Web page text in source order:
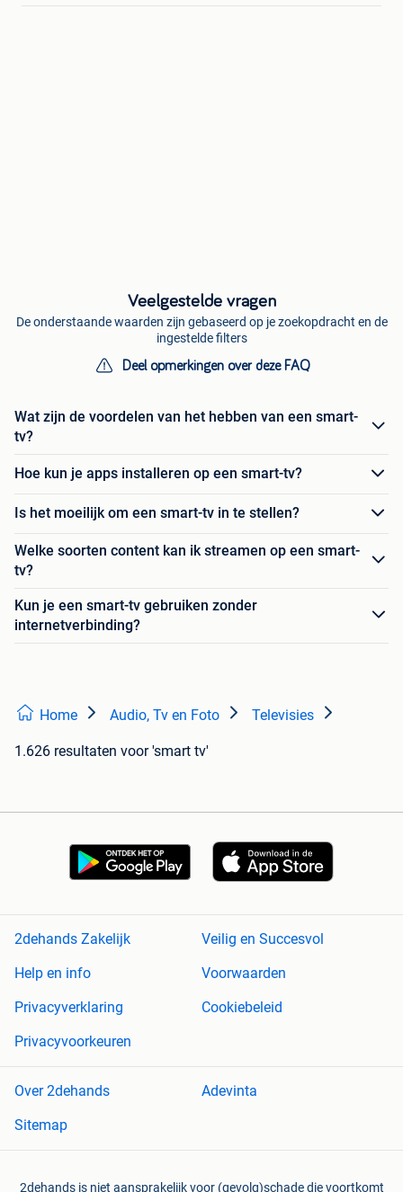
Veelgestelde vragen
De onderstaande waarden zijn gebaseerd op je zoekopdracht en de
ingestelde filters
Deel opmerkingen over deze FAQ
Wat zijn de voordelen van het hebben van een smart-
tv?
Hoe kun je apps installeren op een smart-tv?
Is het moeilijk om een smart-tv in te stellen?
Welke soorten content kan ik streamen op een smart-
tv?
Kun je een smart-tv gebruiken zonder
internetverbinding?
Home Audio, Tv en Foto Televisies
1.626 resultaten voor 'smart tv'
2dehands Zakelijk
Veilig en Succesvol
Help en info
Voorwaarden
Privacyverklaring
Cookiebeleid
Privacyvoorkeuren
Over 2dehands
Adevinta
Sitemap
2dehands is niet aansprakelijk voor (gevolg)schade die voortkomt